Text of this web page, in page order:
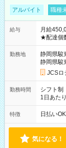
アルバイト 職種
給与
月給
★配達個
ど！ ・主要都市エリア 月収55万円／週5日稼働 月収65万~112
万円／週6日稼働 ・地方郊外エリア
収40万円~50万円
円 (27歳
(日休み) ■月収80万円(43歳男性/墨田区在住)※元営業 1日200個
勤務地
静岡県駿
静岡県駿
JCSロ
勤務時間
シフト制
1日あた
働8時間
によって
特徴 日払い
気になる！